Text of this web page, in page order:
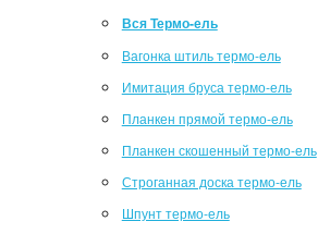
Вся Термо-ель
Вагонка штиль термо-ель
Имитация бруса термо-ель
Планкен прямой термо-ель
Планкен скошенный термо-ель
Строганная доска термо-ель
Шпунт термо-ель